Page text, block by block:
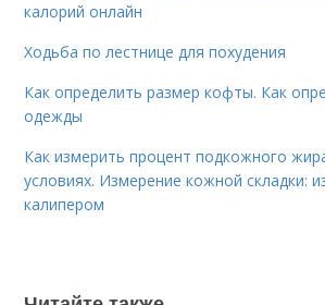
калорий онлайн
Ходьба по лестнице для похудения
Как определить размер кофты. Как
одежды
Как измерить процент подкожного
условиях. Измерение кожной складки:
калипером